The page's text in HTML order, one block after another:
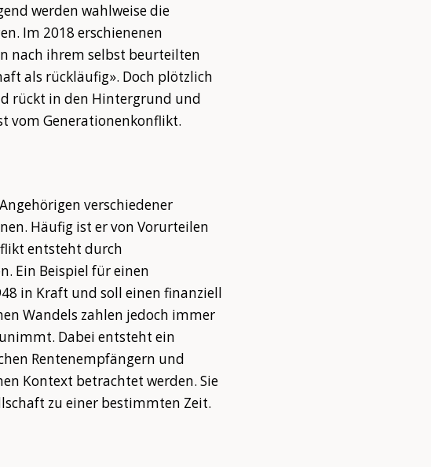
werden wahlweise die
Im 2018 erschienenen
nach ihrem selbst beurteilten
als rückläufig». Doch plötzlich
rückt in den Hintergrund und
vom Generationenkonflikt.
verschiedener
Häufig ist er von Vorurteilen
entsteht durch
Ein Beispiel für einen
in Kraft und soll einen finanziell
Wandels zahlen jedoch immer
Dabei entsteht ein
Rentenempfängern und
Kontext betrachtet werden. Sie
zu einer bestimmten Zeit.